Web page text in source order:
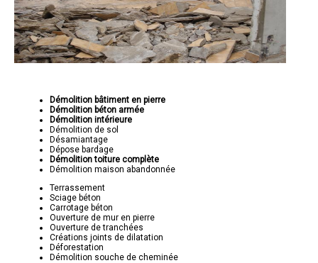
Démolition bâtiment en pierre
Démolition béton armée
Démolition intérieure
Démolition de sol
Désamiantage
Dépose bardage
Démolition toiture complète
Démolition maison abandonnée
Terrassement
Sciage béton
Carrotage béton
Ouverture de mur en pierre
Ouverture de tranchées
Créations joints de dilatation
Déforestation
Démolition souche de cheminée